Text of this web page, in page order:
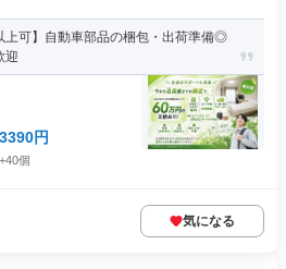
上可】自動車部品の梱包・出荷準備◎
迎
円
+40個
気になる